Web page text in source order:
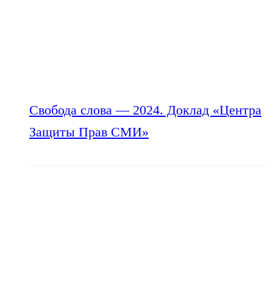
Свобода слова — 2024. Доклад «Центра
Защиты Прав СМИ»